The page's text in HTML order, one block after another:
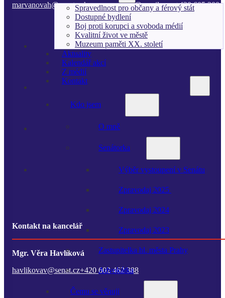
Spravedlnost pro občany a férový stát
Dostupné bydlení
Boj proti korupci a svoboda médií
Kvalitní život ve městě
Muzeum paměti XX. století
Aktuality
Kalendář akcí
Z médií
Kontakt
Kdo jsem
O mně
Senátorka
Výběr vystoupení v Senátu
Zpravodaj 2025
Zpravodaj 2024
Zpravodaj 2023
Zastupitelka hl. města Prahy
Advokátka
Čemu se věnuji
marvanovah@senat.czhanamarvanova@gmail.com+420 605 200
Kontakt na kancelář
Mgr. Věra Havlíková
havlikovav@senat.cz+420 602 462 388